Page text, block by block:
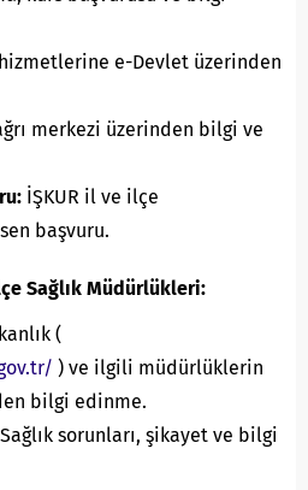
hizmetlerine e-Devlet üzerinden
merkezi üzerinden bilgi ve
İŞKUR il ve ilçe
başvuru.
Sağlık Müdürlükleri:
(
) ve ilgili müdürlüklerin
bilgi edinme.
Sağlık sorunları, şikayet ve bilgi